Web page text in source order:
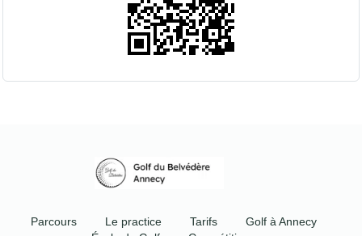
Parcours Le practice Tarifs
Golf à Annecy